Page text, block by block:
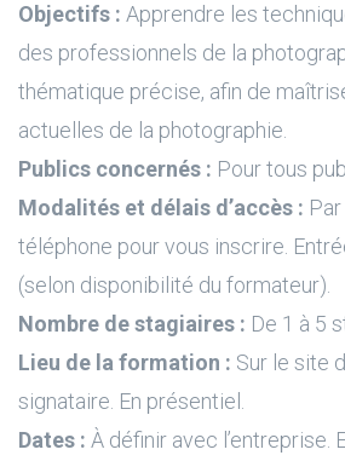
Objectifs : Apprendre les
des professionnels de la
thématique précise, afin de
actuelles de la photographie.
Publics concernés : Pour tous
Modalités et délais d’accès :
téléphone pour vous inscrire.
(selon disponibilité du formateur).
Nombre de stagiaires : De 1 à 5
Lieu de la formation : Sur le site
signataire. En présentiel.
Dates : À définir avec l’entreprise.